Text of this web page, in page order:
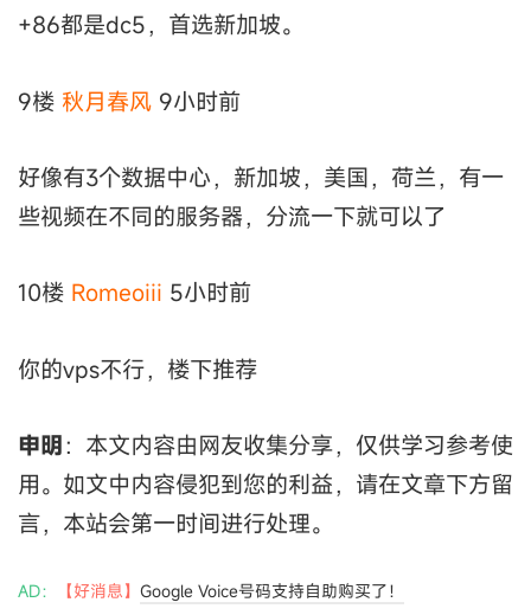
+86都是dc5，首选新加坡。
9楼 秋月春风 9小时前
好像有3个数据中心，新加坡，美国，荷兰，有一
些视频在不同的服务器，分流一下就可以了
10楼 Romeoiii 5小时前
你的vps不行，楼下推荐
申明：本文内容由网友收集分享，仅供学习参考使
用。如文中内容侵犯到您的利益，请在文章下方留
言，本站会第一时间进行处理。
AD： 【好消息】 Google Voice号码支持自助购买了！